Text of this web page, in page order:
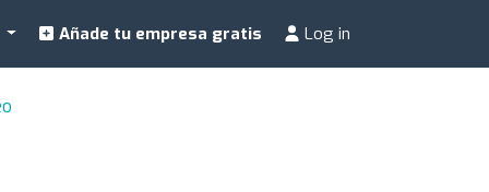
Añade tu empresa gratis Log in